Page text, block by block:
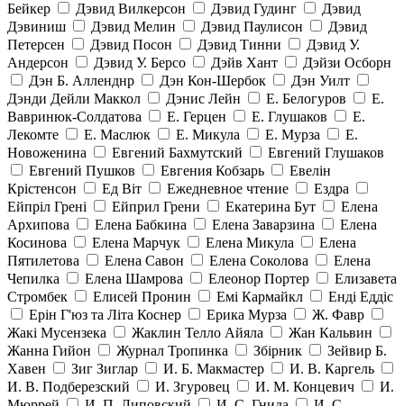
Бейкер
Дэвид Вилкерсон Дэвид Гудинг
Дэвид
Дэвиниш
Дэвид Мелин Дэвид Паулисон
Дэвид
Петерсен
Дэвид Посон Дэвид Тинни
Дэвид У.
Андерсон
Дэвид У. Берсо Дэйв Хант
Дэйзи Осборн
Дэн Б. Алленднр
Дэн Кон-Шербок
Дэн Уилт
Дэнди Дейли Маккол
Дэнис Лейн Е. Белогуров
Е.
Вавринюк-Солдатова
Е. Герцен Е. Глушаков
Е.
Лекомте
Е. Маслюк Е. Микула Е. Мурза
Е.
Новоженина
Евгений Бахмутский
Евгений Глушаков
Евгений Пушков
Евгения Кобзарь
Евелін
Крістенсон
Ед Віт Ежедневное чтение
Ездра
Ейпріл Грені
Ейприл Грени Екатерина Бут
Елена
Архипова
Елена Бабкина Елена Заварзина
Елена
Косинова
Елена Марчук Елена Микула
Елена
Пятилетова
Елена Савон Елена Соколова
Елена
Чепилка
Елена Шамрова Елеонор Портер
Елизавета
Стромбек
Елисей Пронин Емі Кармайкл
Ендi Еддiс
Ерін Г'юз та Літа Коснер
Ерика Мурза
Ж. Фавр
Жакі Мусензека
Жаклин Телло Айяла
Жан Кальвин
Жанна Гийон
Журнал Тропинка Збірник
Зейвир Б.
Хавен
Зиг Зиглар И. Б. Макмастер
И. В. Каргель
И. В. Подберезский
И. Згуровец И. М. Концевич
И.